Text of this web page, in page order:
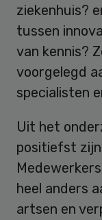
ziekenhuis?
tussen
van kennis?
voorgelegd
specialisten
Uit het
positiefst
heel anders
artsen en